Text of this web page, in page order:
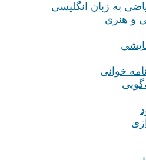
به زبان انگلیسی
و هنری
خوانی